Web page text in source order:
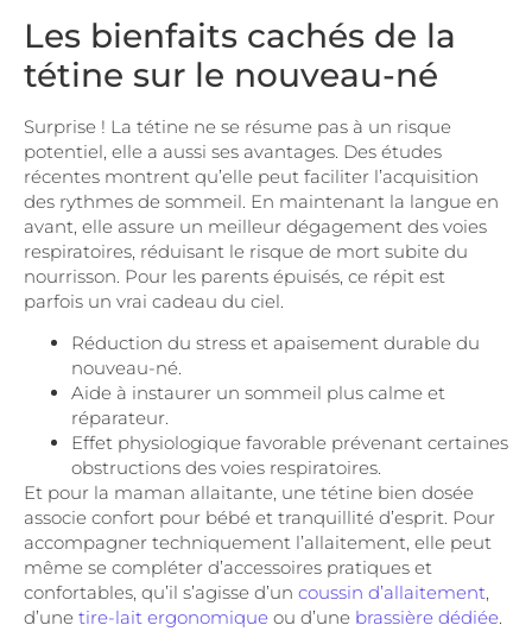
Les bienfaits cachés de la
tétine sur le nouveau-né
Surprise ! La tétine ne se résume pas à un risque
potentiel, elle a aussi ses avantages. Des études
récentes montrent qu’elle peut faciliter l’acquisition
des rythmes de sommeil. En maintenant la langue en
avant, elle assure un meilleur dégagement des voies
respiratoires, réduisant le risque de mort subite du
nourrisson. Pour les parents épuisés, ce répit est
parfois un vrai cadeau du ciel.
Réduction du stress et apaisement durable du
nouveau-né.
Aide à instaurer un sommeil plus calme et
réparateur.
Effet physiologique favorable prévenant certaines
obstructions des voies respiratoires.
Et pour la maman allaitante, une tétine bien dosée
associe confort pour bébé et tranquillité d’esprit. Pour
accompagner techniquement l’allaitement, elle peut
même se compléter d’accessoires pratiques et
confortables, qu’il s’agisse d’un coussin d’allaitement,
d’une tire-lait ergonomique ou d’une brassière dédiée.